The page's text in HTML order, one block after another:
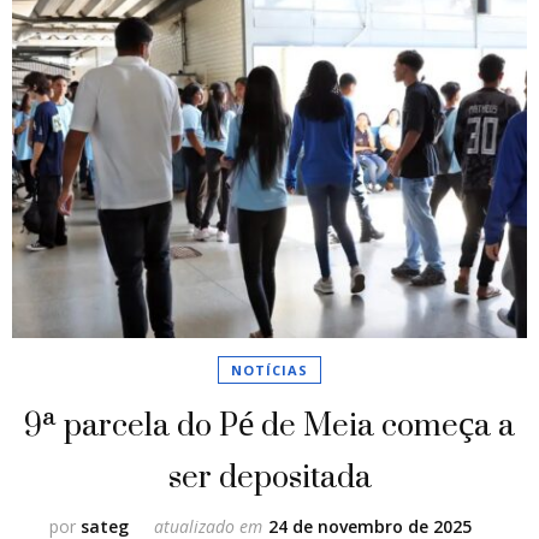
NOTÍCIAS
9ª parcela do Pé de Meia começa a
ser depositada
por sateg atualizado em 24 de novembro de 2025